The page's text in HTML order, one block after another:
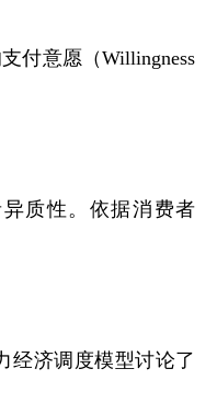
付意愿（Willingness
质性。依据消费者
经济调度模型讨论了